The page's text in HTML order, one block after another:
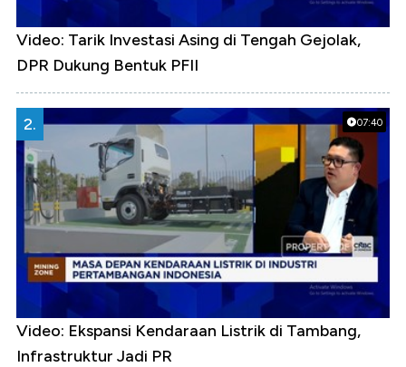
Video: Tarik Investasi Asing di Tengah Gejolak,
DPR Dukung Bentuk PFII
07:40
2.
Video: Ekspansi Kendaraan Listrik di Tambang,
Infrastruktur Jadi PR